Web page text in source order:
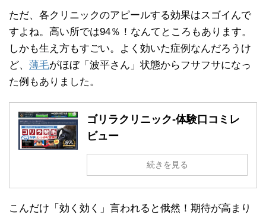
ただ、各クリニックのアピールする効果はスゴイんで
すよね。高い所では94％！なんてところもあります。
しかも生え方もすごい。よく効いた症例なんだろうけ
ど、 薄毛がほぼ「波平さん」状態からフサフサになっ
た例もありました。
ゴリラクリニック-体験口コミレ
ビュー
続きを見る
こんだけ「効く効く」言われると俄然！期待が高まり